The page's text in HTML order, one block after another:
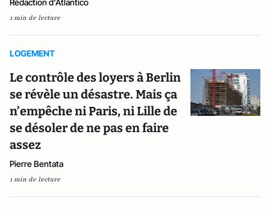
Rédaction d'Atlantico
1 min de lecture
LOGEMENT
Le contrôle des loyers à Berlin
se révèle un désastre. Mais ça
n’empêche ni Paris, ni Lille de
se désoler de ne pas en faire
assez
Pierre Bentata
1 min de lecture